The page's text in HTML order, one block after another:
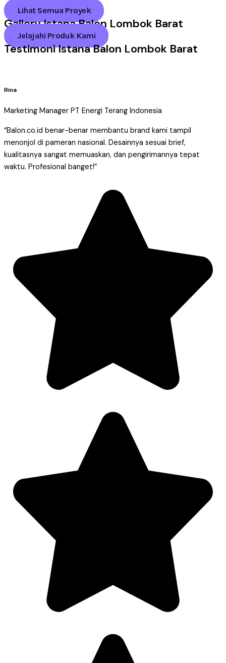
Lihat Semua Proyek
Gallery Istana Balon Lombok Barat
Jelajahi Produk Kami
Testimoni Istana Balon Lombok Barat
Rina
Marketing Manager PT Energi Terang Indonesia
“Balon.co.id benar-benar membantu brand kami tampil
menonjol di pameran nasional. Desainnya sesuai brief,
kualitasnya sangat memuaskan, dan pengirimannya tepat
waktu. Profesional banget!”